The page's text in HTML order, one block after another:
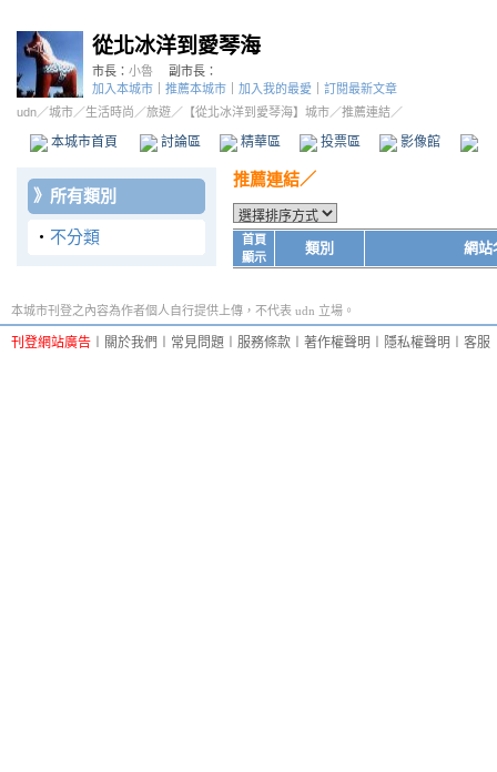
從北冰洋到愛琴海
市長： 小魯
副市長：
加入本城市
推薦本城市 加入我的最愛
訂閱最新文章
udn／城市／生活時尚 ／旅遊／ 【從北冰洋到愛琴海】城市／推薦連結／
本城市首頁 討論區 精華區 投票區 影像館
》 所有類別
‧ 不分類
推薦連結／
首頁
顯示
類別 網站
本城市刊登之內容為作者個人自行提供上傳，不代表 udn 立場。
刊登網站廣告 關於我們 常見問題 服務條款 著作權聲明 隱私權聲明 客服